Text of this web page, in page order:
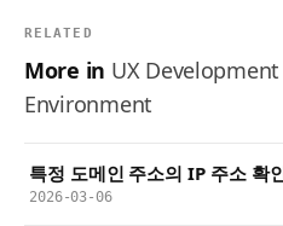
RELATED
More in UX
Environment
특정 도메인 주소의 IP 주소 확
2026-03-06